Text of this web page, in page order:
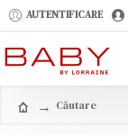
AUTENTIFICARE
Căutare